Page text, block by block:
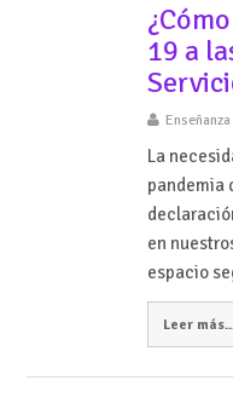
19 a
Enseñanza
La
pandemia
en
espacio
Leer